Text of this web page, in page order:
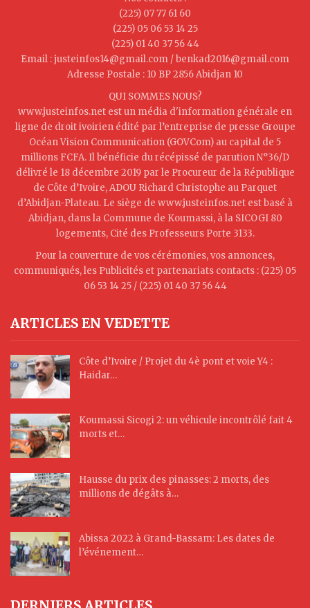
(225) 07 77 61 60
(225) 05 06 53 14 25
(225) 01 40 37 56 44
Email : justeinfos14@gmail.com / benkad2016@gmail.com
Adresse Postale : 10 BP 2856 Abidjan 10
QUI SOMMES NOUS?
www.justeinfos.net est un média d'information générale en
ligne de droit ivoirien édité par l’entreprise de presse Groupe
Océan Vision Communication (GOVCom) au capital de 5
millions FCFA. Il bénéficie du récépissé de parution N°36/D
délivré le 18 décembre 2019 par le Procureur de la République
de Côte d’Ivoire, ADOU Richard Christophe au Parquet
d’Abidjan-Plateau. Le siège de www.justeinfos.net est basé à
Abidjan, dans la Commune de Koumassi, à la SICOGI 80
logements, Cité des Professeurs Porte 3133.
Pour la couverture de vos cérémonies, vos annonces,
communiqués, les Publicités et partenariats contacts : (225) 05
06 53 14 25 / (225) 01 40 37 56 44
ARTICLES EN VEDETTE
Côte d’Ivoire / Projet du 4è pont et voie Y4 :
Haidar…
Koumassi Sicogi 2: un véhicule incontrôlé fait 4
morts et…
Hausse du prix des pinasses: 2 morts, des
millions de dégâts à…
Abissa 2022 à Grand-Bassam: Les dates de
l’événement…